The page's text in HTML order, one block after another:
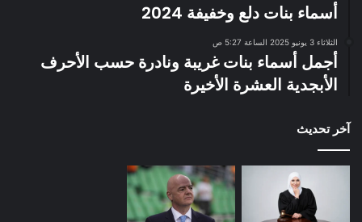
أسماء بنات دلع وخفيفة 2024
الثلاثاء 3 يونيو 2025 الساعة 5:27 ص
أجمل أسماء بنات غريبة ونادرة حسب الأحرف
الأبجدية العشرة الأخيرة
آخر تحديث